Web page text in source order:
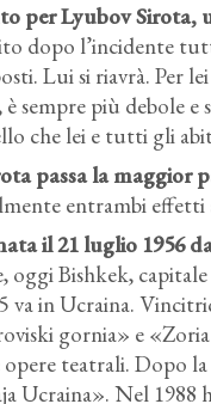
per Lyubov Sirota,
dopo l’incidente
Lui si riavrà. Per
sempre più debole e
che lei e tutti gli
passa la maggior
entrambi
il 21 luglio 1956
oggi Bishkek,
va in Ucraina.
gornia» e
opere teatrali. Dopo
Ucraina». Nel 1988